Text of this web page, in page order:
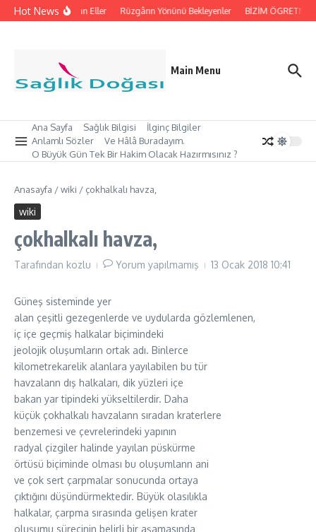
İçeriğe atla
Hot Newsİpleri Tutan Eller Rüzgârın Yönünü Bekleyenler BİZİM
Main Menu
Ana Sayfa Sağlık Bilgisi
İlginç Bilgiler
Anlamlı Sözler
Ve Hâlâ Buradayım.
O Büyük Gün Tek Bir Hakim Olacak Hazırmısınız ?
Anasayfa /wiki / çokhalkalı havza,
wiki
çokhalkalı havza,
Tarafından kozlu Yorum yapılmamış 13 Ocak 2018 10:41
Güneş sisteminde yer
alan çeşitli gezegenlerde ve uydularda gözlemlenen,
iç içe geçmiş halkalar biçimindeki
jeolojik oluşumların ortak adı. Binlerce
kilometrekarelik alanlara yayılabilen bu tür
havzalann dış halkaları, dik yüzleri içe
bakan yar tipindeki yükseltilerdir. Daha
küçük çokhalkalı havzalann sıradan kraterlere
benzemesi ve çevrelerindeki yapının
radyal çizgiler halinde yayılan püskürme
örtüsü biçiminde olması bu oluşumlann ani
ve çok sert çarpmalar sonucunda ortaya
çıktığını düşündürmektedir. Büyük olasılıkla
halkalar, çarpma sırasında gelişen krater
oluşumu sürecinin belirli bir aşamasında